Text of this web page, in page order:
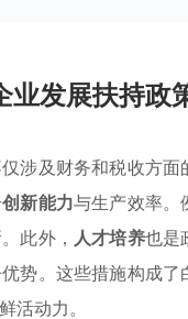
业发展扶持政
涉及财务和税收方
创新能力与生产效率。
此外， 人才培养也是
势。这些措施构成
活动力。